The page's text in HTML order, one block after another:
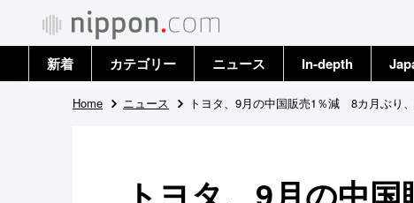
新着 カテゴリー
政治・外交
ニュース
トップ
In-depth
Home ニュース トヨタ、9月の中国販売1％減 8カ月ぶり